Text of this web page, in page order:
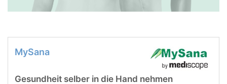
MySana
Gesundheit selber in die Hand nehmen